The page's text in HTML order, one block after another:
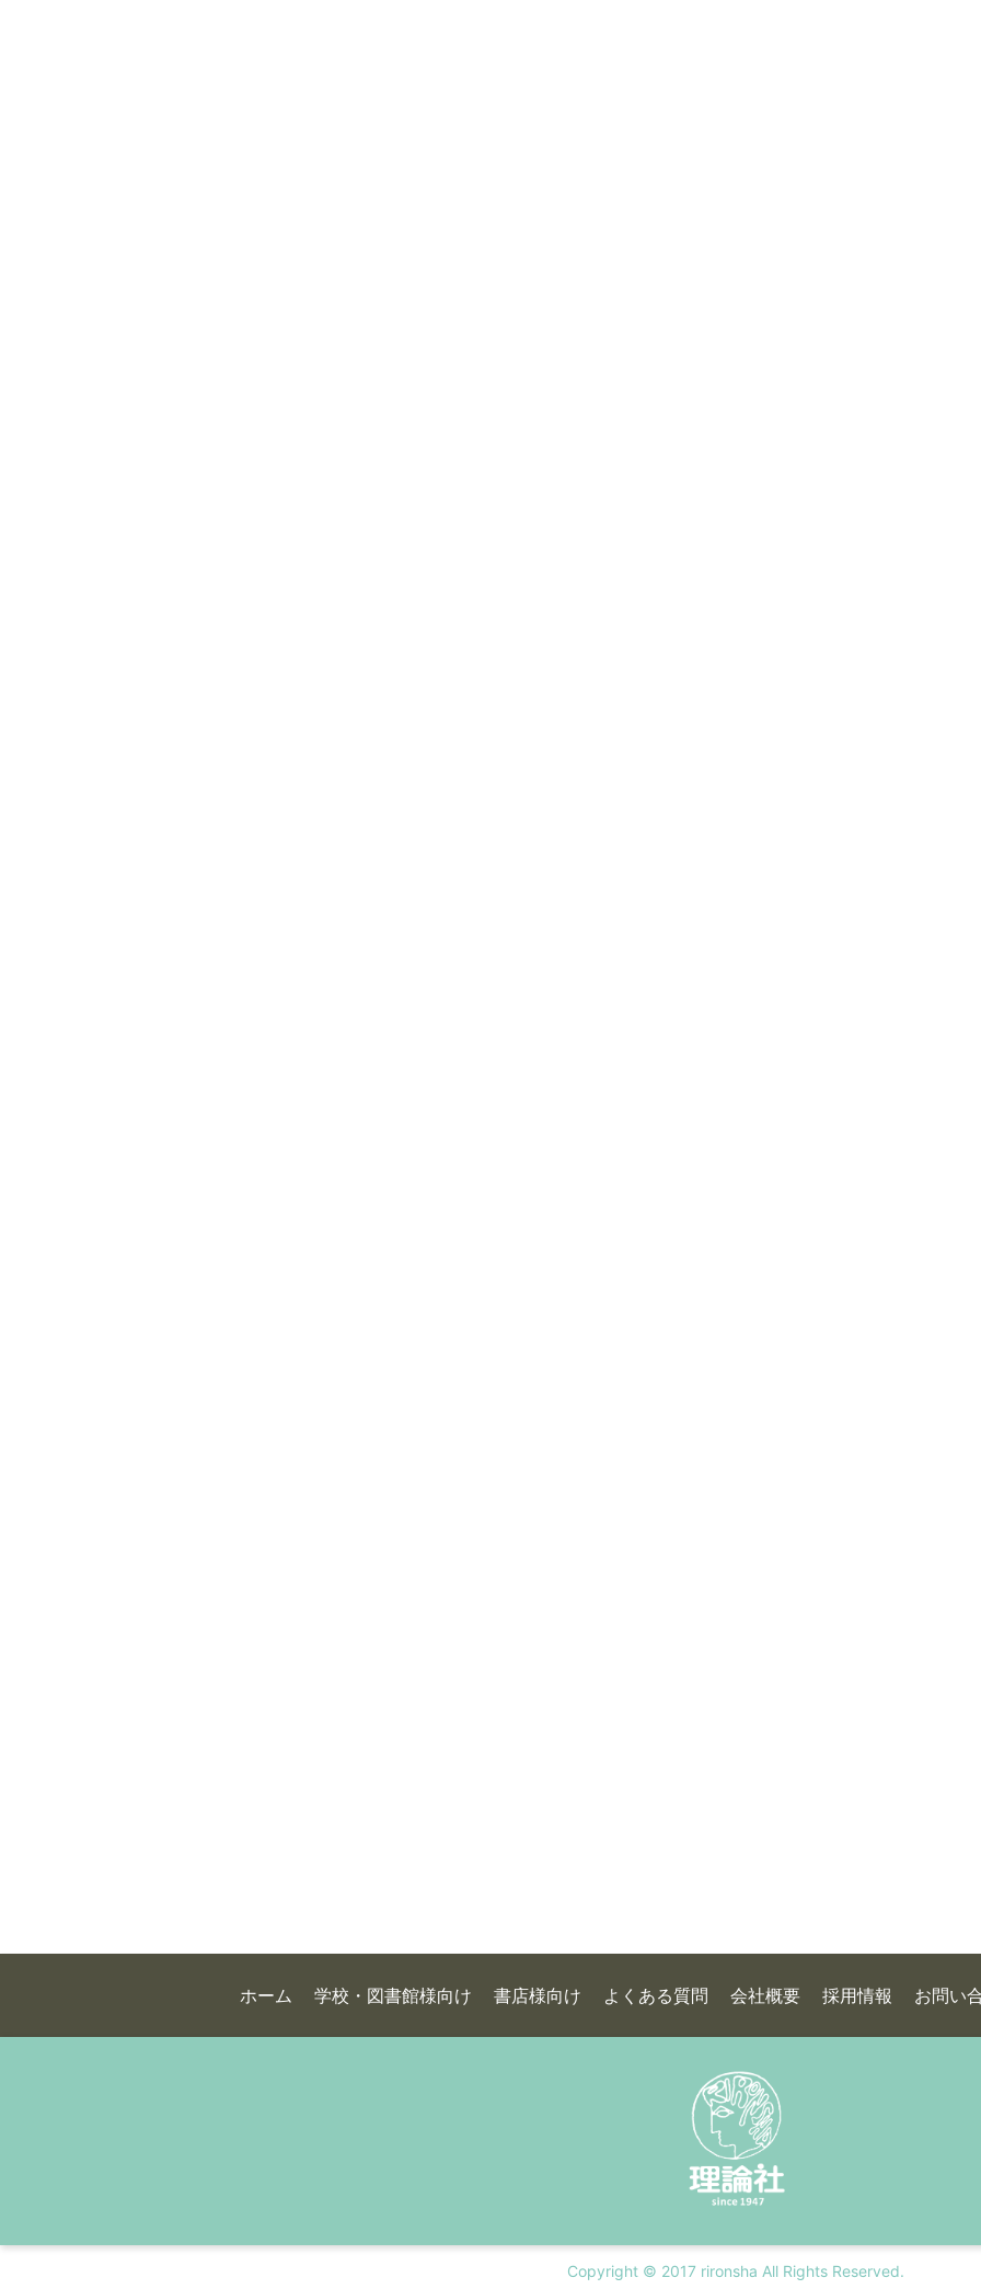
ホーム 学校・図書館様向け 書店様向け よくある質問 会社概要 採用情報 お問い
Copyright © 2017 rironsha All Rights Reserved.